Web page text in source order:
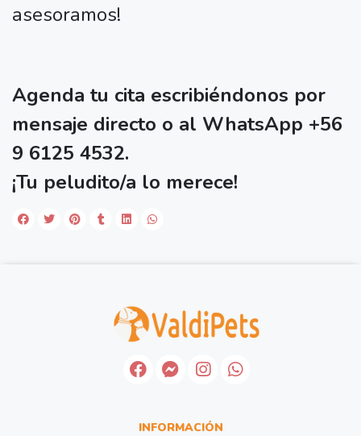
asesoramos!
Agenda tu cita escribiéndonos por
mensaje directo o al WhatsApp +56
9 6125 4532.
¡Tu peludito/a lo merece!
INFORMACIÓN